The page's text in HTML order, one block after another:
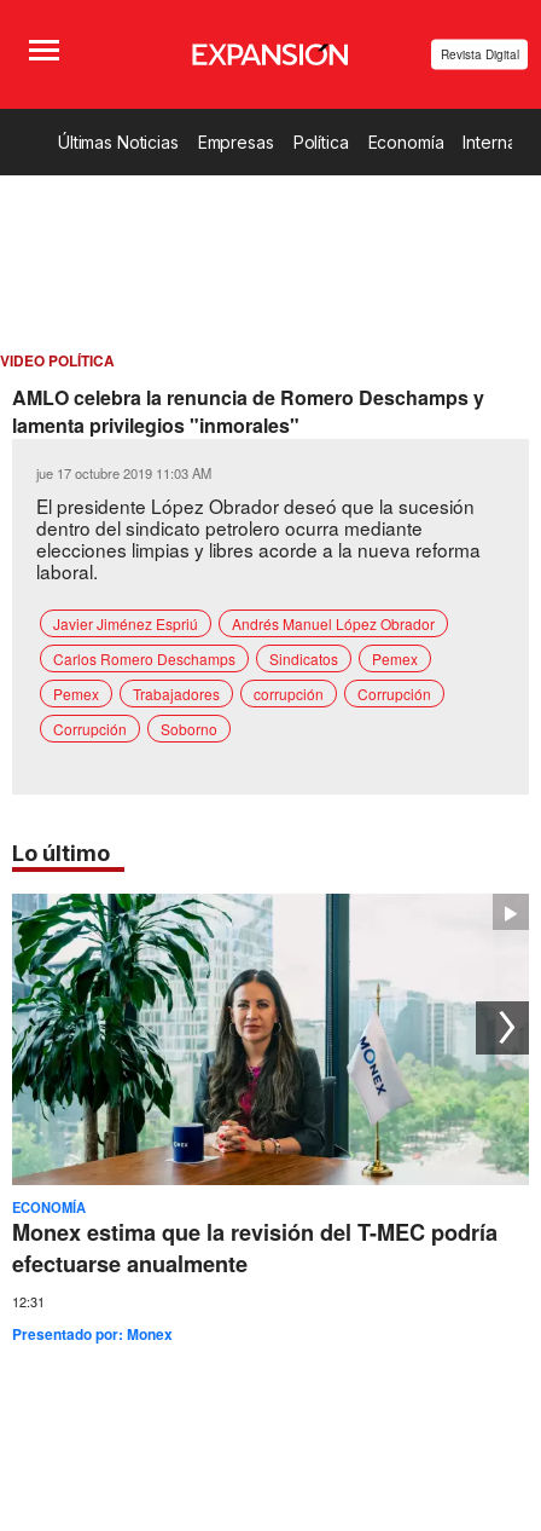
Revista Digital
Últimas Noticias Empresas Política Economía
VIDEO POLÍTICA
AMLO celebra la renuncia de Romero Deschamps y
lamenta privilegios "inmorales"
jue 17 octubre 2019 11:03 AM
El presidente López Obrador deseó que la sucesión
dentro del sindicato petrolero ocurra mediante
elecciones limpias y libres acorde a la nueva reforma
laboral.
Javier Jiménez Espriú
Andrés Manuel López Obrador
Carlos Romero Deschamps
Sindicatos
Pemex
Pemex
Trabajadores corrupción
Corrupción
Corrupción
Soborno
Lo último
ECONOMÍA
Monex estima que la revisión del T-MEC podría
efectuarse anualmente
12:31
Presentado por:Monex